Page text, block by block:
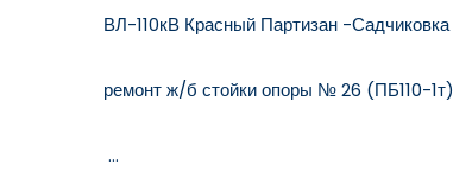
ВЛ-110кВ Красный Партизан -Садчиковка
ремонт ж/б стойки опоры № 26 (ПБ110-1т)
…